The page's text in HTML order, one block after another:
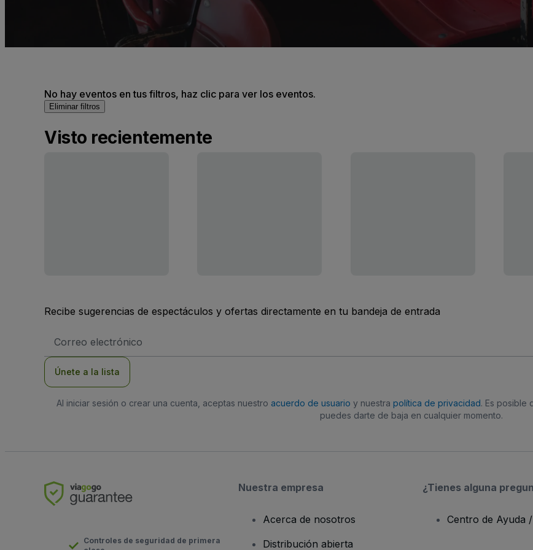
No hay eventos en tus filtros, haz clic para ver los eventos.
Eliminar filtros
Visto recientemente
Recibe sugerencias de espectáculos y ofertas directamente en tu bandeja de entrada
de
Únete a la lista
Al iniciar sesión o crear una cuenta, aceptas nuestro acuerdo de usuario y nuestra política de privacidad. Es posible
puedes darte de baja en cualquier momento.
Controles de seguridad de primera
Nuestra empresa
Acerca de nosotros
Distribución abierta
¿Tienes alguna
Centro de Ayuda